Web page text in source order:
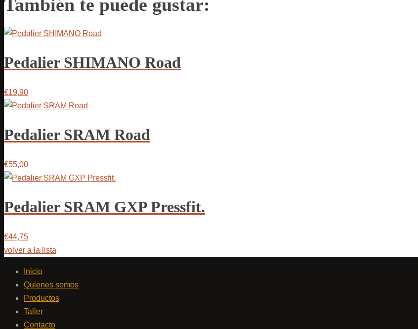
También te puede gustar:
Pedalier SHIMANO Road
€19,90
Pedalier SRAM Road
€55,00
Pedalier SRAM GXP Pressfit.
€44,75
volver a la lista
Inicio
Quienes somos
Productos
Taller
Contacto